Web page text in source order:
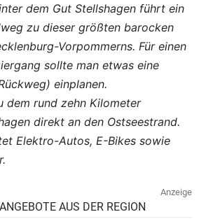
dem Gut Stellshagen führt ein
zu dieser größten barocken
Vorpommerns. Für einen
sollte man etwas eine
einplanen.
dem rund zehn Kilometer
direkt an den Ostseestrand.
Elektro-Autos, E-Bikes sowie